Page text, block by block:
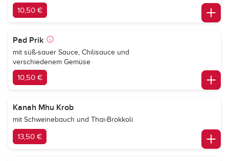
10,50 €
Pad Prik
mit süß-sauer Sauce, Chilisauce und
verschiedenem Gemüse
10,50 €
Kanah Mhu Krob
mit Schweinebauch und Thai-Brokkoli
13,50 €